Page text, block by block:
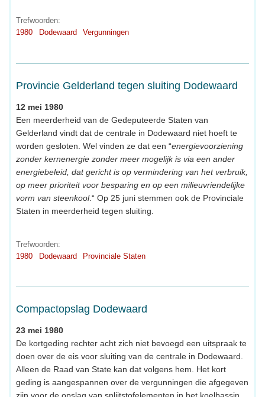
Trefwoorden:
1980
Dodewaard Vergunningen
Provincie Gelderland tegen sluiting Dodewaard
12 mei 1980
Een meerderheid van de Gedeputeerde Staten van
Gelderland vindt dat de centrale in Dodewaard niet hoeft te
worden gesloten. Wel vinden ze dat een “energievoorziening
zonder kernenergie zonder meer mogelijk is via een ander
energiebeleid, dat gericht is op vermindering van het verbruik,
op meer prioriteit voor besparing en op een milieuvriendelijke
vorm van steenkool.“ Op 25 juni stemmen ook de Provinciale
Staten in meerderheid tegen sluiting.
Trefwoorden:
1980
Dodewaard Provinciale Staten
Compactopslag Dodewaard
23 mei 1980
De kortgeding rechter acht zich niet bevoegd een uitspraak te
doen over de eis voor sluiting van de centrale in Dodewaard.
Alleen de Raad van State kan dat volgens hem. Het kort
geding is aangespannen over de vergunningen die afgegeven